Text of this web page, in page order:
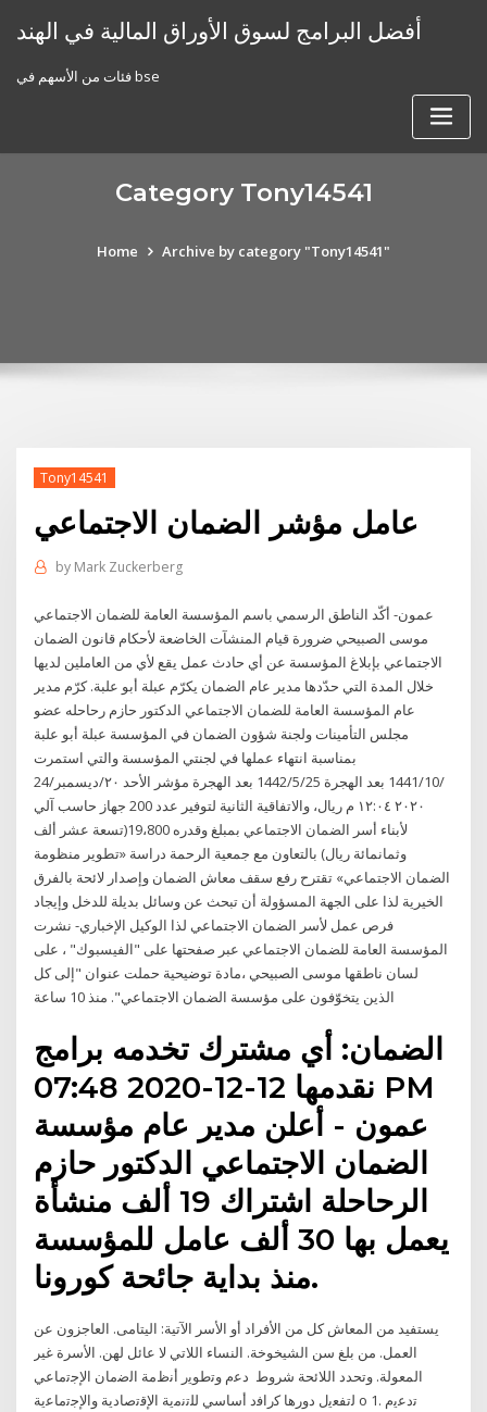
أفضل البرامج لسوق الأوراق المالية في الهند
فئات من الأسهم في bse
Category Tony14541
Home Archive by category "Tony14541"
Tony14541
عامل مؤشر الضمان الاجتماعي
by Mark Zuckerberg
عمون- أكّد الناطق الرسمي باسم المؤسسة العامة للضمان الاجتماعي
موسى الصبيحي ضرورة قيام المنشآت الخاضعة لأحكام قانون الضمان
الاجتماعي بإبلاغ المؤسسة عن أي حادث عمل يقع لأي من العاملين لديها
خلال المدة التي حدّدها مدير عام الضمان يكرّم عبلة أبو علبة. كرّم مدير
عام المؤسسة العامة للضمان الاجتماعي الدكتور حازم رحاحله عضو
مجلس التأمينات ولجنة شؤون الضمان في المؤسسة عبلة أبو علبة
بمناسبة انتهاء عملها في لجنتي المؤسسة والتي استمرت
24‏‏/10‏‏/1441 بعد الهجرة 25‏‏/5‏‏/1442 بعد الهجرة مؤشر الأحد ٢٠/ديسمبر/
٢٠٢٠ ١٢:٠٤ م ريال، والاتفاقية الثانية لتوفير عدد 200 جهاز حاسب آلي
لأبناء أسر الضمان الاجتماعي بمبلغ وقدره 19،800(تسعة عشر ألف
وثمانمائة ريال) بالتعاون مع جمعية الرحمة دراسة «تطوير منظومة
الضمان الاجتماعي» تقترح رفع سقف معاش الضمان وإصدار لائحة بالفرق
الخيرية لذا على الجهة المسؤولة أن تبحث عن وسائل بديلة للدخل وإيجاد
فرص عمل لأسر الضمان الاجتماعي لذا الوكيل الإخباري- نشرت
المؤسسة العامة للضمان الاجتماعي عبر صفحتها على "الفيسبوك" ، على
لسان ناطقها موسى الصبيحي ،مادة توضيحية حملت عنوان "إلى كل
الذين يتخوّفون على مؤسسة الضمان الاجتماعي". منذ 10 ساعة
الضمان: أي مشترك تخدمه برامج
نقدمها 12-12-2020 07:48 PM
عمون - أعلن مدير عام مؤسسة
الضمان الاجتماعي الدكتور حازم
الرحاحلة اشتراك 19 ألف منشأة
يعمل بها 30 ألف عامل للمؤسسة
منذ بداية جائحة كورونا.
يستفيد من المعاش كل من الأفراد أو الأسر الآتية: اليتامى. العاجزون عن
العمل. من بلغ سن الشيخوخة. النساء اللاتي لا عائل لهن. الأسرة غير
المعولة. وتحدد اللائحة شروط دﻋم وﺗطوﻳر أﻧظﻣﺔ اﻟﺿﻣﺎن اﻹﺟﺗﻣﺎﻋﻲ
ﻟﺗﻔﻌﻳﻝ دورﻫﺎ ﻛراﻓد أﺳﺎﺳﻲ ﻟﻠﺗﻧﻣﻳﺔ اﻹﻗﺗﺻﺎدﻳﺔ واﻹﺟﺗﻣﺎﻋﻳﺔ o 1. ﺗدﻋﻳم